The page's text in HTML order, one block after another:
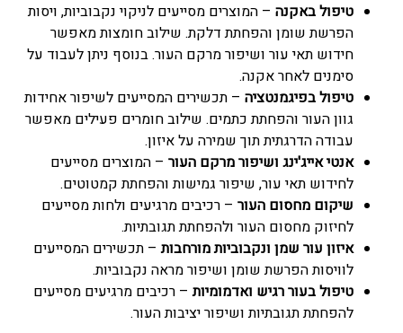
טיפול באקנה – המוצרים מסייעים לניקוי נקבוביות, ויסות
הפרשת שומן והפחתת דלקת. שילוב חומצות מאפשר
חידוש תאי עור ושיפור מרקם העור. בנוסף ניתן לעבוד על
סימנים לאחר אקנה.
טיפול בפיגמנטציה – תכשירים המסייעים לשיפור אחידות
גוון העור והפחתת כתמים. שילוב חומרים פעילים מאפשר
עבודה הדרגתית תוך שמירה על איזון.
אנטי אייג'ינג ושיפור מרקם העור – המוצרים מסייעים
לחידוש תאי עור, שיפור גמישות והפחתת קמטוטים.
שיקום מחסום העור – רכיבים מרגיעים ולחות מסייעים
לחיזוק מחסום העור ולהפחתת תגובתיות.
איזון עור שמן ונקבוביות מורחבות– תכשירים המסייעים
לוויסות הפרשת שומן ושיפור מראה נקבוביות.
טיפול בעור רגיש ואדמומיות– רכיבים מרגיעים מסייעים
להפחתת תגובתיות ושיפור יציבות העור.